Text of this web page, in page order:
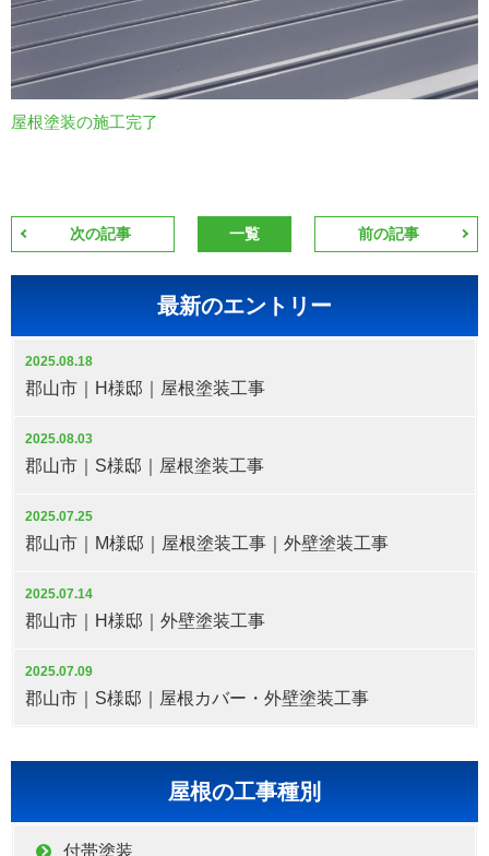
屋根塗装の施工完了
次の記事 一覧 前の記事
最新のエントリー
2025.08.18
郡山市｜H様邸｜屋根塗装工事
2025.08.03
郡山市｜S様邸｜屋根塗装工事
2025.07.25
郡山市｜M様邸｜屋根塗装工事｜外壁塗装工事
2025.07.14
郡山市｜H様邸｜外壁塗装工事
2025.07.09
郡山市｜S様邸｜屋根カバー・外壁塗装工事
屋根の工事種別
付帯塗装